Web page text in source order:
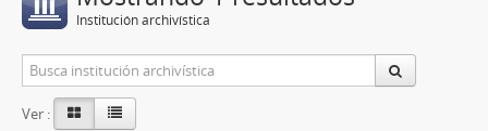
Institución archivística
Ver :